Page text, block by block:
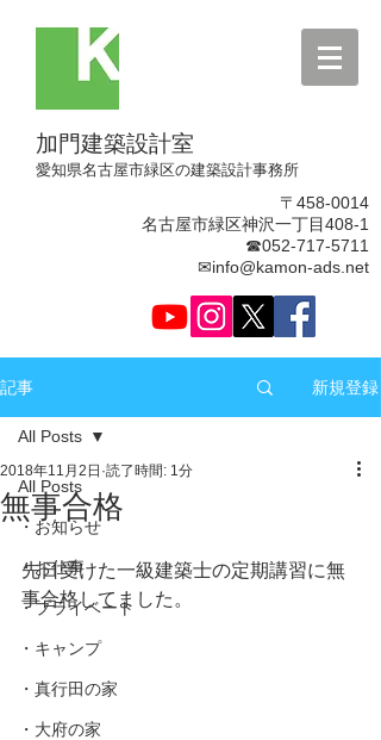
​愛知県名古屋市緑区の建築設計事務所
加門建築設計室
〒458-0014
名古屋市緑区神沢一丁目408-1
☎052-717-5711
✉info@kamon-ads.net
記事 新規登録
All Posts
・お知らせ
・お仕事
・プライベート
・キャンプ
・真行田の家
・大府の家
All Posts
無事合格
2018年11月2日 読了時間: 1分
先日受けた一級建築士の定期講習に無
事合格してました。